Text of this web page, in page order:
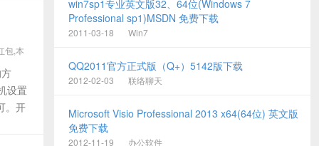
包,本
设置
。开
win7sp1专业英文版32、64位(Windows 7
Professional sp1)MSDN 免费下载
2011-03-18 Win7
QQ2011官方正式版（Q+）5142版下载
2012-02-03 联络聊天
Microsoft Visio Professional 2013 x64(64位) 英文版
免费下载
2012-11-19 办公软件